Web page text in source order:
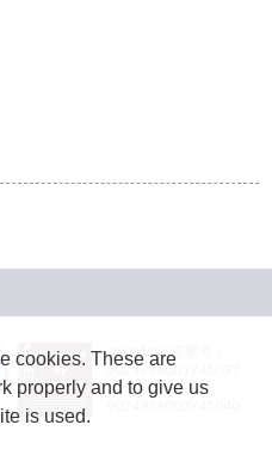
JASRAC許諾番号：
9024936001Y45037
JASRAC許諾番号：
cookies. These are
properly and to give us
is used.